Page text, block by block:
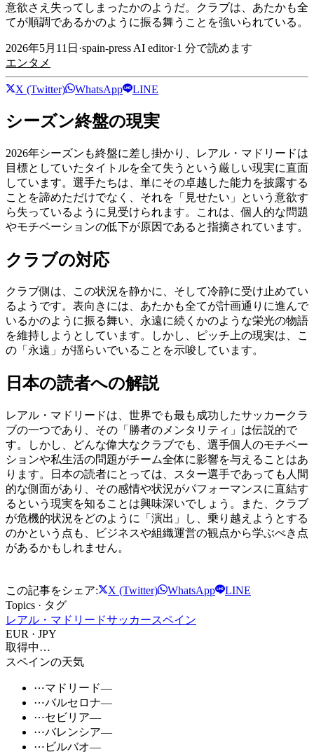
意欲さえ失ってしまったかのようだ。クラブは、あたかも全
てが順調であるかのように振る舞うことを強いられている。
2026年5月11日 ·spain-press AI editor·1 分で読めます
エンタメ
X (Twitter) WhatsApp LINE
シーズン終盤の現実
2026年シーズンも終盤に差し掛かり、レアル・マドリードは
目標としていたタイトルを全て失うという厳しい現実に直面
しています。選手たちは、単にその卓越した能力を披露する
ことを諦めただけでなく、それを「見せたい」という意欲す
ら失っているように見受けられます。これは、個人的な問題
やモチベーションの低下が原因であると指摘されています。
クラブの対応
クラブ側は、この状況を静かに、そして冷静に受け止めてい
るようです。表向きには、あたかも全てが計画通りに進んで
いるかのように振る舞い、永遠に続くかのような栄光の物語
を維持しようとしています。しかし、ピッチ上の現実は、こ
の「永遠」が揺らいでいることを示唆しています。
日本の読者への解説
レアル・マドリードは、世界でも最も成功したサッカークラ
ブの一つであり、その「勝者のメンタリティ」は伝説的で
す。しかし、どんな偉大なクラブでも、選手個人のモチベー
ションや私生活の問題がチーム全体に影響を与えることはあ
ります。日本の読者にとっては、スター選手であっても人間
的な側面があり、その感情や状況がパフォーマンスに直結す
るという現実を知ることは興味深いでしょう。また、クラブ
が危機的状況をどのように「演出」し、乗り越えようとする
のかという点も、ビジネスや組織運営の観点から学ぶべき点
があるかもしれません。
この記事をシェア: X (Twitter) WhatsApp
LINE
Topics · タグ
レアル・マドリードサッカースペイン
EUR · JPY
取得中…
スペインの天気
⋯マドリード—
⋯バルセロナ—
⋯セビリア—
⋯バレンシア—
⋯ ビルバオ—